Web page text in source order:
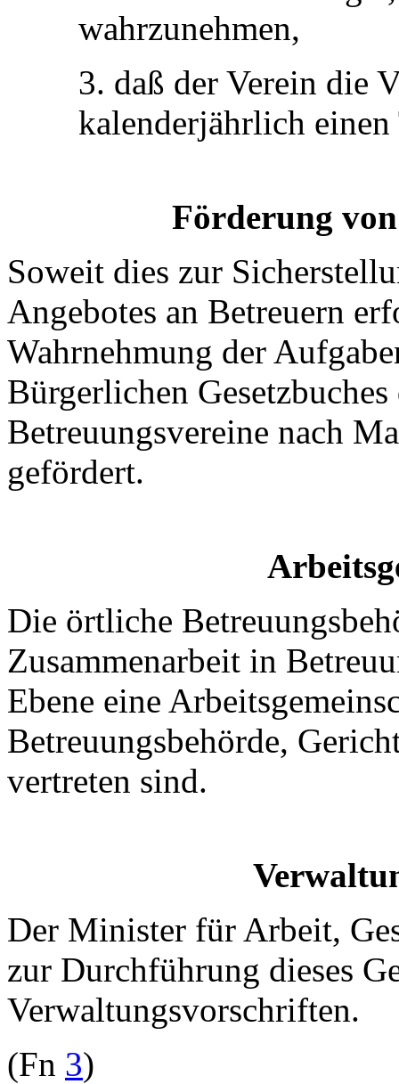
wahrzunehmen,
3. daß der Verein die
kalenderjährlich
Förderung
Soweit dies zur
Angebotes an Betreuern
Wahrnehmung der
Bürgerlichen
Betreuungsvereine nach
gefördert.
Die örtliche
Zusammenarbeit in
Ebene eine
Betreuungsbehörde,
vertreten sind.
Der Minister für Arbeit,
zur Durchführung dieses
Verwaltungsvorschriften.
(Fn 3)